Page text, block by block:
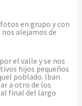
en grupo y con
alejamos de
el valle y se nos
hijos pequeños
poblado. Iban
a otro de los
final del largo